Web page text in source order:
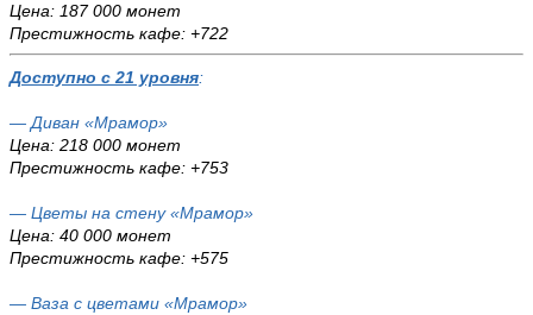
Цена: 187 000 монет
Престижность кафе: +722
Доступно с 21 уровня:
— Диван «Мрамор»
Цена: 218 000 монет
Престижность кафе: +753
— Цветы на стену «Мрамор»
Цена: 40 000 монет
Престижность кафе: +575
— Ваза с цветами «Мрамор»